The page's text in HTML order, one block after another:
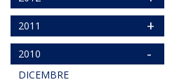
2011 +
2010 -
DICEMBRE